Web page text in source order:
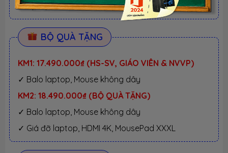
- Laptop RTX 5080, 5090: Giảm TM 1 TRIỆU
BỘ QUÀ TẶNG
KM1: 17.490.000₫ (HS-SV, GIÁO VIÊN & NVVP)
✓ Balo laptop, Mouse không dây
KM2: 18.490.000₫ (BỘ QUÀ TẶNG)
✓ Balo laptop, Mouse không dây
✓ Giá đỡ laptop, HDMI 4K, MousePad XXXL